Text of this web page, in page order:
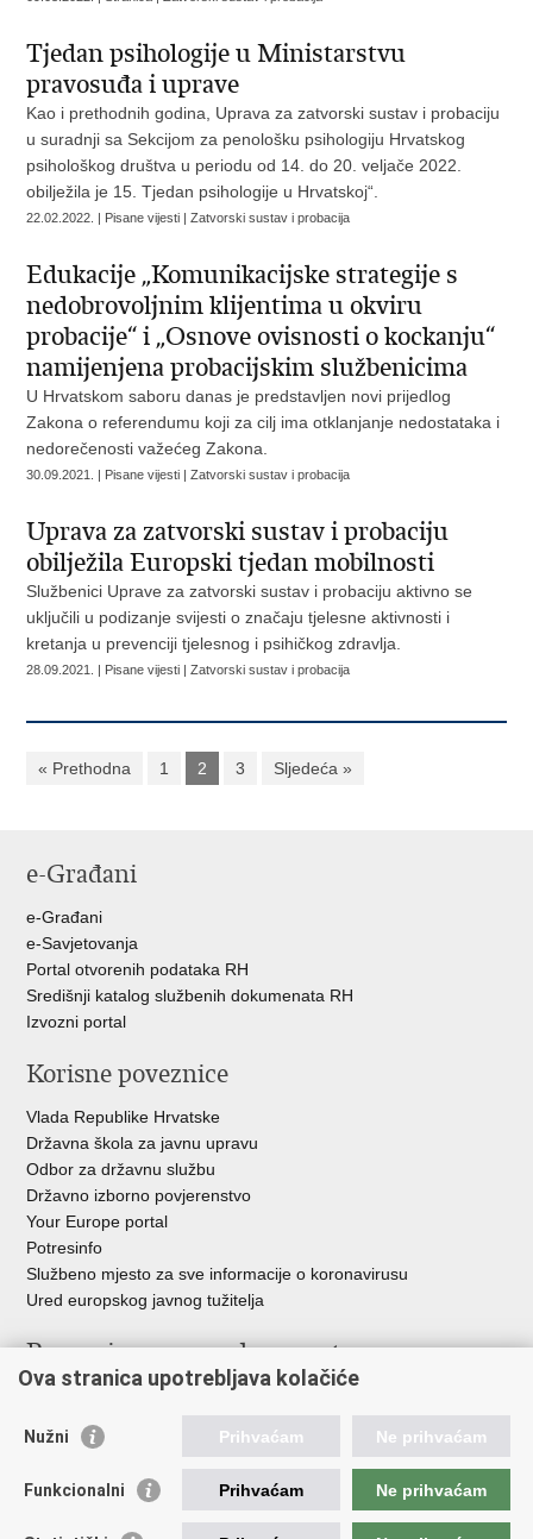
Tjedan psihologije u Ministarstvu
pravosuđa i uprave
Kao i prethodnih godina, Uprava za zatvorski sustav i probaciju
u suradnji sa Sekcijom za penološku psihologiju Hrvatskog
psihološkog društva u periodu od 14. do 20. veljače 2022.
obilježila je 15. Tjedan psihologije u Hrvatskoj“.
22.02.2022. | Pisane vijesti | Zatvorski sustav i probacija
Edukacije „Komunikacijske strategije s
nedobrovoljnim klijentima u okviru
probacije“ i „Osnove ovisnosti o kockanju“
namijenjena probacijskim službenicima
U Hrvatskom saboru danas je predstavljen novi prijedlog
Zakona o referendumu koji za cilj ima otklanjanje nedostataka i
nedorečenosti važećeg Zakona.
30.09.2021. | Pisane vijesti | Zatvorski sustav i probacija
Uprava za zatvorski sustav i probaciju
obilježila Europski tjedan mobilnosti
Službenici Uprave za zatvorski sustav i probaciju aktivno se
uključili u podizanje svijesti o značaju tjelesne aktivnosti i
kretanja u prevenciji tjelesnog i psihičkog zdravlja.
28.09.2021. | Pisane vijesti | Zatvorski sustav i probacija
« Prethodna 1 2 3 Sljedeća »
e-Građani
e-Građani
e-Savjetovanja
Portal otvorenih podataka RH
Središnji katalog službenih dokumenata RH
Izvozni portal
Korisne poveznice
Vlada Republike Hrvatske
Državna škola za javnu upravu
Odbor za državnu službu
Državno izborno povjerenstvo
Your Europe portal
Potresinfo
Službeno mjesto za sve informacije o koronavirusu
Ured europskog javnog tužitelja
Poveznice pravosudnog sustava
Državno odvjetništvo
Ured za suzbijanje korupcije i organiziranog kriminaliteta
Državnoodvjetničko vijeće
Ova stranica upotrebljava kolačiće
Nužni Prihvaćam Ne prihvaćam
Funkcionalni Prihvaćam Ne prihvaćam